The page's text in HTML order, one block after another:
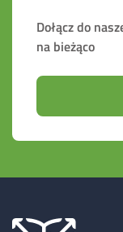
Dołącz do
na bieżąco